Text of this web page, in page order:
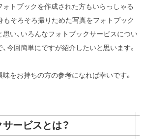
トブックを作成された方もいらっしゃる
もそろそろ撮りためた写真をフォトブック
い、いろんなフォトブックサービスについ
今回簡単にですが紹介したいと思います。
をお持ちの方の参考になれば幸いです。
ービスとは？